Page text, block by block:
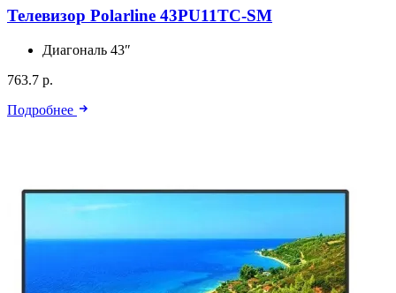
Телевизор Polarline 43PU11TC-SM
Диагональ 43″
763.7 р.
Подробнее